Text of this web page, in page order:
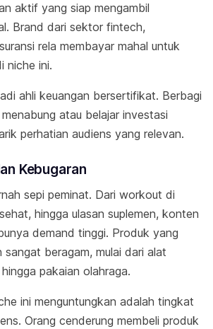
aktif yang siap mengambil
Brand dari sektor fintech,
rela membayar mahal untuk
niche ini.
ahli keuangan bersertifikat. Berbagi
atau belajar investasi
perhatian audiens yang relevan.
Kebugaran
sepi peminat. Dari workout di
hingga ulasan suplemen, konten
demand tinggi. Produk yang
sangat beragam, mulai dari alat
pakaian olahraga.
ini menguntungkan adalah tingkat
Orang cenderung membeli produk